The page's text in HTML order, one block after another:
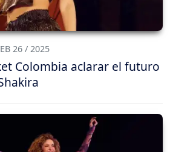
26 / 2025
Colombia aclarar el futuro